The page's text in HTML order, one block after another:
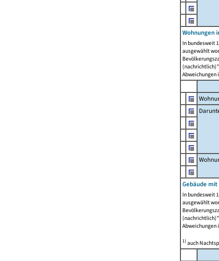
Wohnungen
In bundesweit
ausgewählt
Abweichungen
Gebäude
In bundesweit
ausgewählt
Abweichungen
1)auch